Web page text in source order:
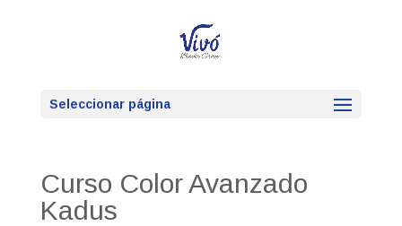
Seleccionar página
Curso Color Avanzado
Kadus